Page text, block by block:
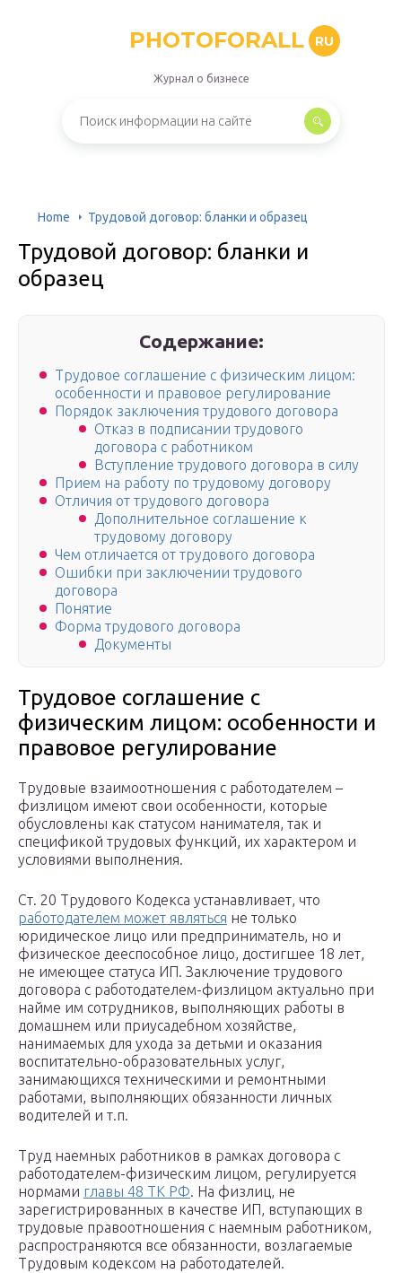
PHOTOFORALL RU
Журнал о бизнесе
Home Трудовой договор: бланки и образец
Трудовой договор: бланки и
образец
Содержание:
Трудовое соглашение с физическим лицом:
особенности и правовое регулирование
Порядок заключения трудового договора
Отказ в подписании трудового
договора с работником
Вступление трудового договора в силу
Прием на работу по трудовому договору
Отличия от трудового договора
Дополнительное соглашение к
трудовому договору
Чем отличается от трудового договора
Ошибки при заключении трудового
договора
Понятие
Форма трудового договора
Документы
Трудовое соглашение с
физическим лицом: особенности и
правовое регулирование
Трудовые взаимоотношения с работодателем –
физлицом имеют свои особенности, которые
обусловлены как статусом нанимателя, так и
спецификой трудовых функций, их характером и
условиями выполнения.
Ст. 20 Трудового Кодекса устанавливает, что
работодателем может являться не только
юридическое лицо или предприниматель, но и
физическое дееспособное лицо, достигшее 18 лет,
не имеющее статуса ИП. Заключение трудового
договора с работодателем-физлицом актуально при
найме им сотрудников, выполняющих работы в
домашнем или приусадебном хозяйстве,
нанимаемых для ухода за детьми и оказания
воспитательно-образовательных услуг,
занимающихся техническими и ремонтными
работами, выполняющих обязанности личных
водителей и т.п.
Труд наемных работников в рамках договора с
работодателем-физическим лицом, регулируется
нормами главы 48 ТК РФ. На физлиц, не
зарегистрированных в качестве ИП, вступающих в
трудовые правоотношения с наемным работником,
распространяются все обязанности, возлагаемые
Трудовым кодексом на работодателей.